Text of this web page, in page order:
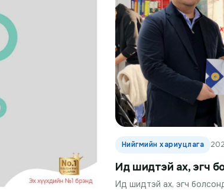
Нийгмийн хариуцлага
Ид шидтэй ах, эгч
Ид шидтэй ах, эгч